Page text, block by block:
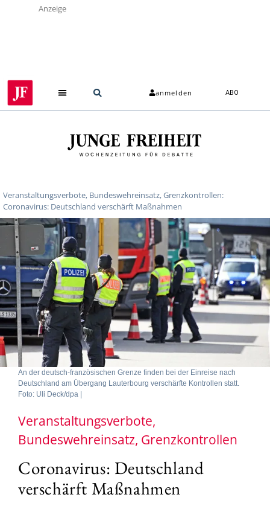
Anzeige
anmelden ABO
Veranstaltungsverbote, Bundeswehreinsatz, Grenzkontrollen:
Coronavirus: Deutschland verschärft Maßnahmen
An der deutsch-französischen Grenze finden bei der Einreise nach
Deutschland am Übergang Lauterbourg verschärfte Kontrollen statt.
Foto: Uli Deck/dpa |
Veranstaltungsverbote,
Bundeswehreinsatz, Grenzkontrollen
Coronavirus: Deutschland
verschärft Maßnahmen